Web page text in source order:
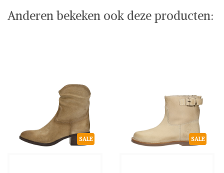
Anderen bekeken ook deze producten:
SALE SALE